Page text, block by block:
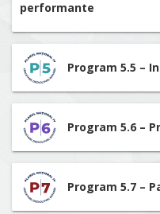
performante
Program 5.5 –
Program 5.6 –
Program 5.7 –